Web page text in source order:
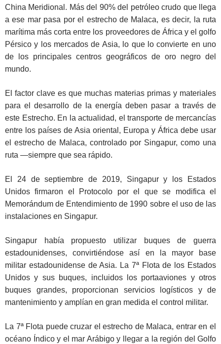
China Meridional. Más del 90% del petróleo crudo que llega
a ese mar pasa por el estrecho de Malaca, es decir, la ruta
marítima más corta entre los proveedores de África y el golfo
Pérsico y los mercados de Asia, lo que lo convierte en uno
de los principales centros geográficos de oro negro del
mundo.
El factor clave es que muchas materias primas y materiales
para el desarrollo de la energía deben pasar a través de
este Estrecho. En la actualidad, el transporte de mercancías
entre los países de Asia oriental, Europa y África debe usar
el estrecho de Malaca, controlado por Singapur, como una
ruta —siempre que sea rápido.
El 24 de septiembre de 2019, Singapur y los Estados
Unidos firmaron el Protocolo por el que se modifica el
Memorándum de Entendimiento de 1990 sobre el uso de las
instalaciones en Singapur.
Singapur había propuesto utilizar buques de guerra
estadounidenses, convirtiéndose así en la mayor base
militar estadounidense de Asia. La 7ª Flota de los Estados
Unidos y sus buques, incluidos los portaaviones y otros
buques grandes, proporcionan servicios logísticos y de
mantenimiento y amplían en gran medida el control militar.
La 7ª Flota puede cruzar el estrecho de Malaca, entrar en el
océano Índico y el mar Arábigo y llegar a la región del Golfo